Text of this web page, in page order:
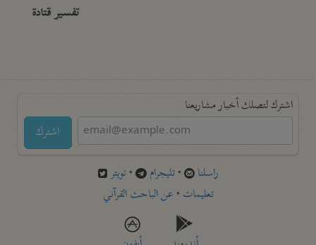
تفسير قتادة
اشترك لتصلك أخبار مشاريعنا
اشترك
راسلنا •تليجرام •تويتر
تعليمات •عن الباحث القرآني